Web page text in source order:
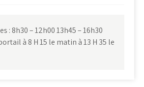
: 8h30 – 12h00 13h45 – 16h30
à 8 H 15 le matin à 13 H 35 le